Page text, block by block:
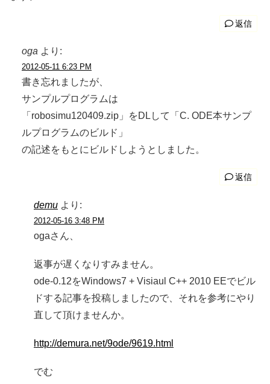
返信
oga より:
2012-05-11 6:23 PM
書き忘れましたが、
サンプルプログラムは
「robosimu120409.zip」をDLして「C. ODE本サンプ
ルプログラムのビルド」
の記述をもとにビルドしようとしました。
返信
demu より:
2012-05-16 3:48 PM
ogaさん、
返事が遅くなりすみません。
ode-0.12をWindows7 + Visiaul C++ 2010 EEでビル
ドする記事を投稿しましたので、それを参考にやり
直して頂けませんか。
http://demura.net/9ode/9619.html
でむ